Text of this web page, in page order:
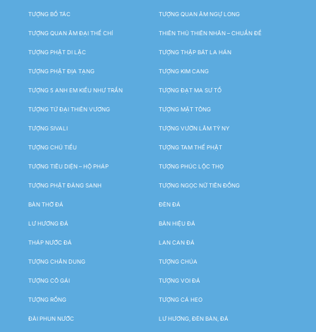
TƯỢNG BỒ TÁC TƯỢNG QUAN ÂM NGỰ LONG
TƯỢNG QUAN ÂM ĐẠI THẾ CHÍ THIÊN THỦ THIÊN NHÃN – CHUẨN ĐỀ
TƯỢNG PHẬT DI LẶC TƯỢNG THẬP BÁT LA HÁN
TƯỢNG PHẬT ĐỊA TẠNG TƯỢNG KIM CANG
TƯỢNG 5 ANH EM KIỀU NHƯ TRẦN TƯỢNG ĐẠT MA SƯ TỔ
TƯỢNG TỨ ĐẠI THIÊN VƯƠNG TƯỢNG MẬT TÔNG
TƯỢNG SIVALI TƯỢNG VƯỜN LÂM TỲ NY
TƯỢNG CHÚ TIỂU TƯỢNG TAM THẾ PHẬT
TƯỢNG TIÊU DIỆN – HỘ PHÁP TƯỢNG PHÚC LỘC THỌ
TƯỢNG PHẬT ĐẢNG SANH TƯỢNG NGỌC NỮ TIÊN ĐỒNG
BÀN THỜ ĐÁ ĐÈN ĐÁ
LƯ HƯƠNG ĐÁ BẢN HIỆU ĐÁ
THÁP NƯỚC ĐÁ LAN CAN ĐÁ
TƯỢNG CHÂN DUNG TƯỢNG CHÚA
TƯỢNG CÔ GÁI TƯỢNG VOI ĐÁ
TƯỢNG RỒNG TƯỢNG CÁ HEO
ĐÀI PHUN NƯỚC LƯ HƯƠNG, ĐÈN BÀN, ĐÁ